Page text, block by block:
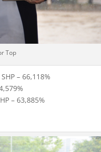
Top
– 66,118%
– 63,885%